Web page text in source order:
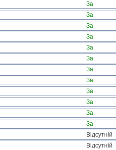
За
За
За
За
За
За
За
За
За
За
За
За
Відсутній
Відсутній